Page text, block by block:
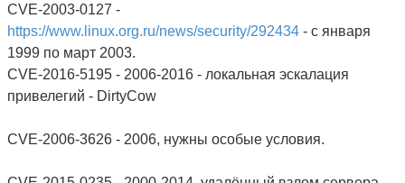
CVE-2003-0127 -
https://www.linux.org.ru/news/security/292434 - с января
1999 по март 2003.
CVE-2016-5195 - 2006-2016 - локальная эскалация
привелегий - DirtyCow
CVE-2006-3626 - 2006, нужны особые условия.